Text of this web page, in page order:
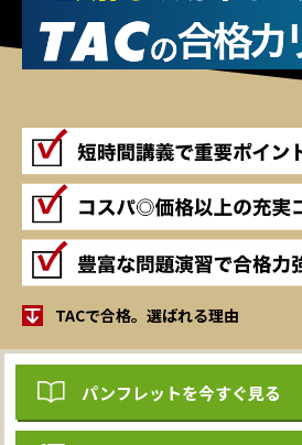
TACで合格。選ばれる理由
パンフレットを今すぐ見る